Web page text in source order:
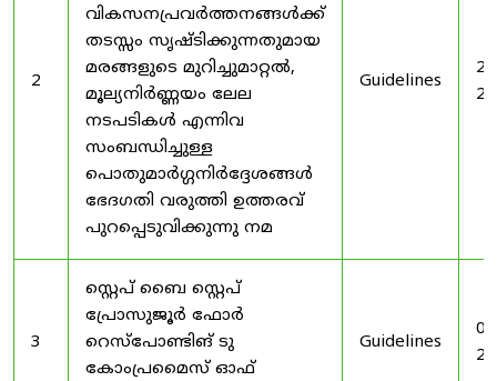
2
വികസനപ്രവർത്തനങ്ങൾക്ക്
തടസ്സം സൃഷ്ടിക്കുന്നതുമായ
മരങ്ങളുടെ മുറിച്ചുമാറ്റൽ,
മൂല്യനിർണ്ണയം ലേല
നടപടികൾ എന്നിവ
സംബന്ധിച്ചുള്ള
പൊതുമാർഗ്ഗനിർദ്ദേശങ്ങൾ
ഭേദഗതി വരുത്തി ഉത്തരവ്
പുറപ്പെടുവിക്കുന്നു നമ
Guidelines
3
സ്റ്റെപ് ബൈ സ്റ്റെപ്
പ്രോസുജൂർ ഫോർ
റെസ്‌പോണ്ടിങ് ടു
കോംപ്രമൈസ് ഓഫ്
Guidelines